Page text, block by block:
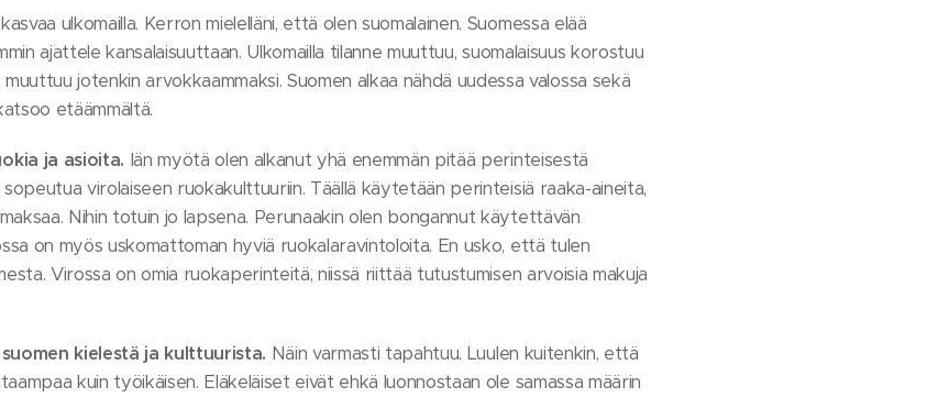
ulkomailla. Kerron mielelläni, että olen suomalainen. Suomessa elää
ajattele kansalaisuuttaan. Ulkomailla tilanne muuttuu, suomalaisuus korostuu
jotenkin arvokkaammaksi. Suomen alkaa nähdä uudessa valossa sekä
etäämmältä.
ja asioita. Iän myötä olen alkanut yhä enemmän pitää perinteisestä
virolaiseen ruokakulttuuriin. Täällä käytetään perinteisiä raaka-aineita,
Nihin totuin jo lapsena. Perunaakin olen bongannut käytettävän
on myös uskomattoman hyviä ruokalaravintoloita. En usko, että tulen
Virossa on omia ruokaperinteitä, niissä riittää tutustumisen arvoisia makuja
kielestä ja kulttuurista. Näin varmasti tapahtuu. Luulen kuitenkin, että
kuin työikäisen. Eläkeläiset eivät ehkä luonnostaan ole samassa määrin